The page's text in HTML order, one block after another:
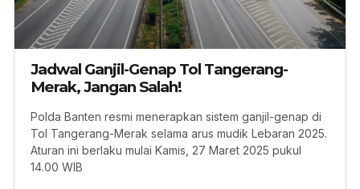
Jadwal Ganjil-Genap Tol Tangerang-
Merak, Jangan Salah!
Polda Banten resmi menerapkan sistem ganjil-genap di
Tol Tangerang-Merak selama arus mudik Lebaran 2025.
Aturan ini berlaku mulai Kamis, 27 Maret 2025 pukul
14.00 WIB